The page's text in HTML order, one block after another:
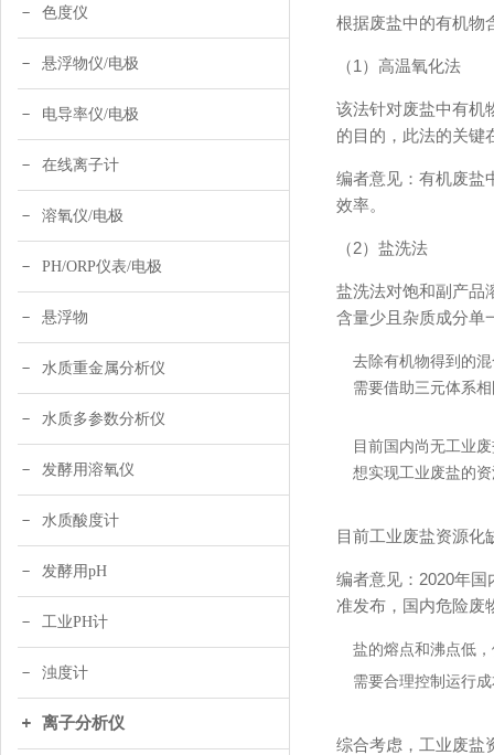
色度仪
悬浮物仪/电极
电导率仪/电极
在线离子计
溶氧仪/电极
PH/ORP仪表/电极
悬浮物
水质重金属分析仪
水质多参数分析仪
发酵用溶氧仪
水质酸度计
发酵用pH
工业PH计
浊度计
离子分析仪
根据废盐中的有机物
（1）高温氧化法
该法针对废盐中有机
的目的，此法的关键
编者意见：有机废盐
效率。
（2）盐洗法
盐洗法对饱和副产品
含量少且杂质成分单
去除有机物得到的
需要借助三元体系
目前国内尚无工业
想实现工业废盐的
目前工业废盐资源化
编者意见：2020年
准发布，国内危险废
盐的熔点和沸点低
需要合理控制运行
综合考虑，工业废盐